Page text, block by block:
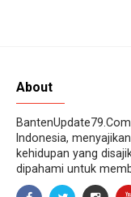
About
Indonesia,
kehidupan yang
dipahami untuk